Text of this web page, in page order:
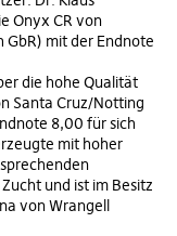
Onyx CR von
mit der Endnote
die hohe Qualität
Santa Cruz/Notting
8,00 für sich
mit hoher
und ist im Besitz
von Wrangell